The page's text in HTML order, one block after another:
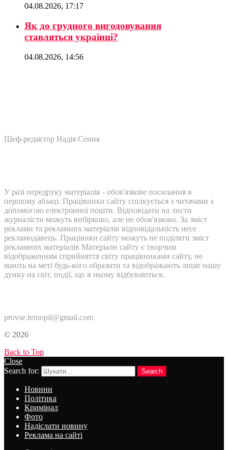
04.08.2026, 17:17
Як до грудного вигодовування
ставляться українці?
04.08.2026, 14:56
Шеф-редактор Надія Сеник
У разі передруку матеріалів - обов'язкове посилання в
першому абзаці. Працівники сайту спілкується з читачами з
допомогою електронної пошти. Відповідати на листи
журналісти можуть вибірково, але не обов'язково. За зміст
реклами та рекламних матеріалів відповідальність несе
рекламодавець. Працівнки сайту можуть не поділяти зміст
рекламних матеріалів Матеріали сайту є творчим
відображенням сприйняття світу працівниками сайту, не
мають на меті будь-кого образити та відображають лише нашу
дуику на світ, події, що в ньому відбуваються.
provse.ternopil@gmail.com
© 2026
Back to Top
Close
Search for:
Search
Новини
Політика
Кримінал
Фото
Надіслати новину
Реклама на сайті